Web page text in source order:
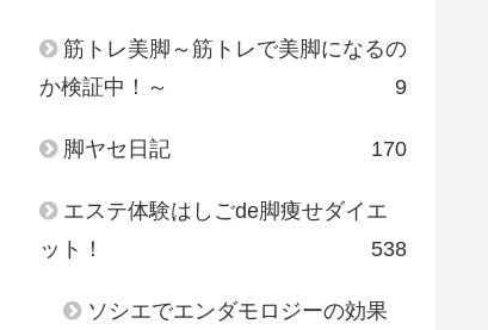
筋トレ美脚～筋トレで美脚になるの
か検証中！～
9
脚ヤセ日記 170
エステ体験はしごde脚痩せダイエ
ット！
538
ソシエでエンダモロジーの効果